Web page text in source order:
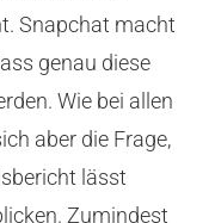
Snapchat macht
genau diese
Wie bei allen
aber die Frage,
lässt
Zumindest